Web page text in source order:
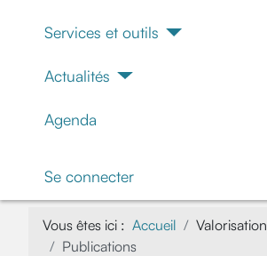
Services et outils
Actualités
Agenda
Se connecter
Vous êtes ici : Accueil
Valorisation
Publications